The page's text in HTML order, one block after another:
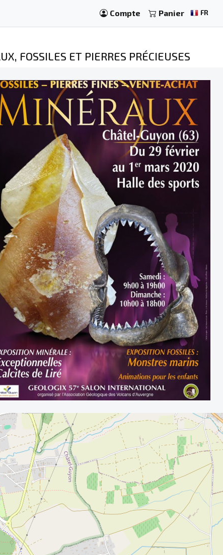
Compte Panier FR
FOSSILES ET PIERRES PRÉCIEUSES